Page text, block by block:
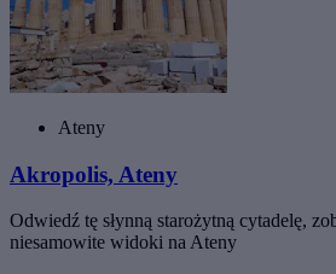
Ateny
Akropolis, Ateny
Odwiedź tę słynną starożytną cytadelę,
niesamowite widoki na Ateny